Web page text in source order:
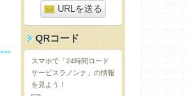
URLを送る
QRコード
スマホで「24時間ロード
サービスラノンナ」の情報
を見よう！